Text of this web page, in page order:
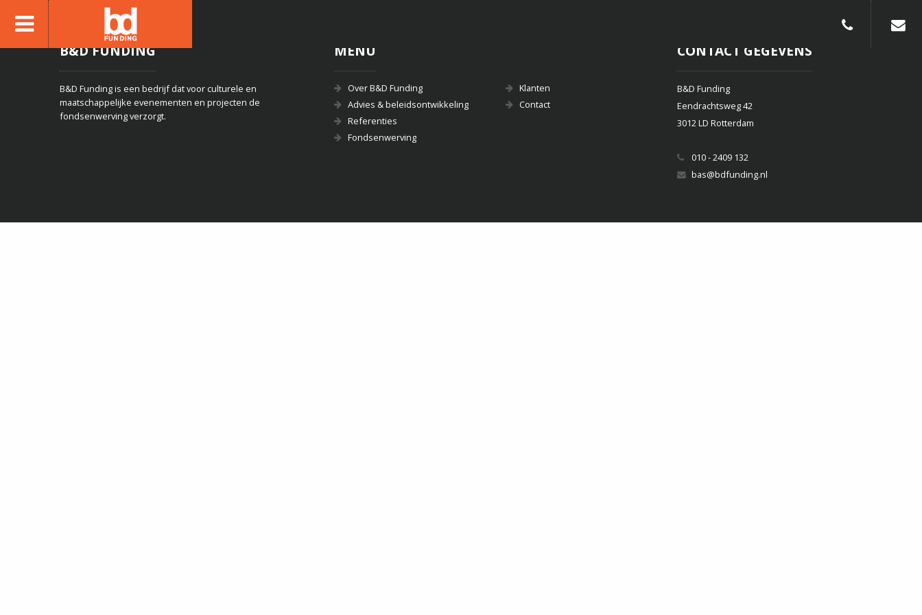
010-
B&D FUNDING
B&D Funding is een bedrijf dat voor culturele en
maatschappelijke evenementen en projecten de
fondsenwerving verzorgt.
MENU
Over B&D Funding
Advies & beleidsontwikkeling
Referenties
Fondsenwerving
Klanten
Contact
CONTACT GEGEVENS
B&D Funding
Eendrachtsweg 42
3012 LD Rotterdam
010 - 2409 132
bas@bdfunding.nl